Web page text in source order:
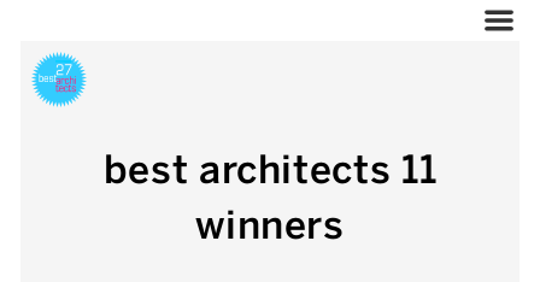
best architects 11
winners